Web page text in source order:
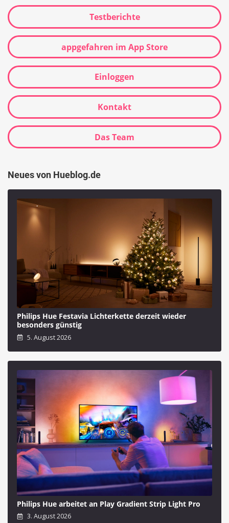
Testberichte
appgefahren im App Store
Einloggen
Kontakt
Das Team
Neues von Hueblog.de
Philips Hue Festavia Lichterkette derzeit wieder
besonders günstig
5. August 2026
Philips Hue arbeitet an Play Gradient Strip Light Pro
3. August 2026